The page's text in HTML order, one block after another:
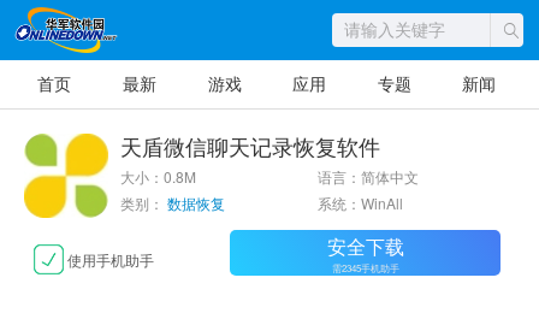
首页 最新 游戏 应用 专题 新闻
天盾微信聊天记录恢复软件
大小：0.8M
语言：简体中文
类别： 数据恢复 系统：WinAll
使用手机助手 安全下载
需2345手机助手